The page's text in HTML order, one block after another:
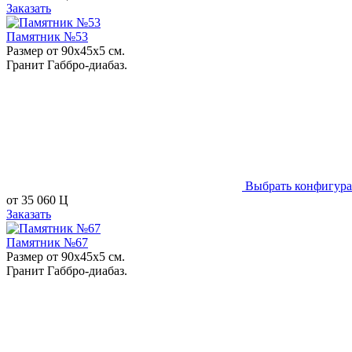
Заказать
Памятник №53
Размер от 90х45х5 см.
Гранит Габбро-диабаз.
Выбрать
от 35 060 Ц
Заказать
Памятник №67
Размер от 90х45х5 см.
Гранит Габбро-диабаз.